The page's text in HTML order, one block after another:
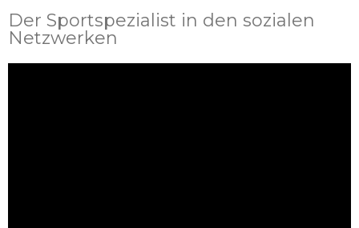
Der Sportspezialist in den sozialen
Netzwerken